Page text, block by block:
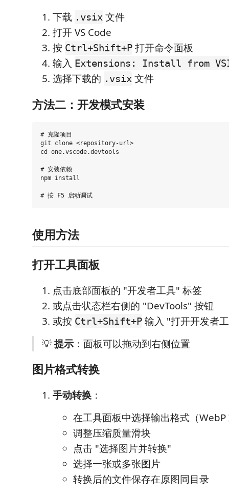
下载 .vsix 文件
打开 VS Code
按 Ctrl+Shift+P 打开命令面板
输入 Extensions: Install from
选择下载的 .vsix 文件
方法二：开发模式安装
# 克隆项目
git clone <repository-url>
cd one.vscode.devtools
# 安装依赖
npm install
使用方法
打开工具面板
点击底部面板的 "开发者工具" 标签
或点击状态栏右侧的 "DevTools" 按钮
或按 Ctrl+Shift+P 输入 "打开开发者
💡提示 ：面板可以拖动到右侧位置
图片格式转换
手动转换 ：
在工具面板中选择输出格式（WebP
调整压缩质量滑块
点击 "选择图片并转换"
选择一张或多张图片
转换后的文件保存在原图同目录